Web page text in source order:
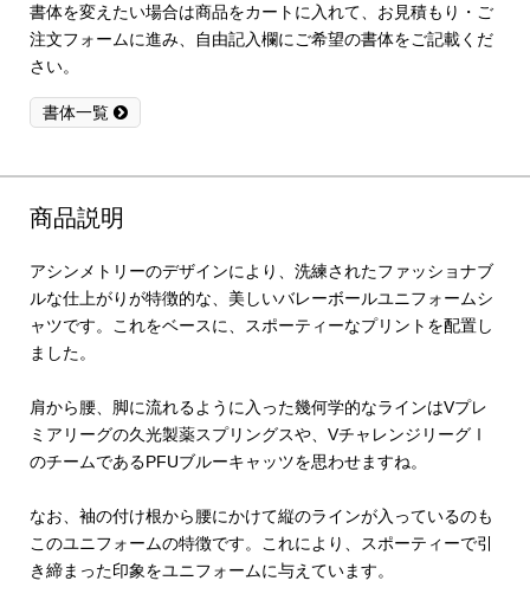
書体を変えたい場合は商品をカートに入れて、お見積もり・ご
注文フォームに進み、自由記入欄にご希望の書体をご記載くだ
さい。
書体一覧
商品説明
アシンメトリーのデザインにより、洗練されたファッショナブ
ルな仕上がりが特徴的な、美しいバレーボールユニフォームシ
ャツです。これをベースに、スポーティーなプリントを配置し
ました。
肩から腰、脚に流れるように入った幾何学的なラインはVプレ
ミアリーグの久光製薬スプリングスや、VチャレンジリーグⅠ
のチームであるPFUブルーキャッツを思わせますね。
なお、袖の付け根から腰にかけて縦のラインが入っているのも
このユニフォームの特徴です。これにより、スポーティーで引
き締まった印象をユニフォームに与えています。